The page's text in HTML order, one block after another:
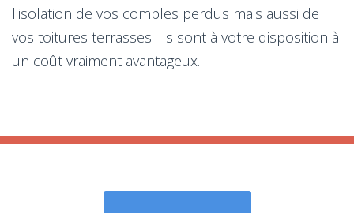
l'isolation de vos combles perdus mais aussi de
vos toitures terrasses. Ils sont à votre disposition à
un coût vraiment avantageux.